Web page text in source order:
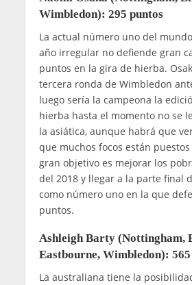
Wimbledon): 295 puntos
La actual número uno del
año irregular no defiende gran
puntos en la gira de hierba.
tercera ronda de Wimbledon
luego sería la campeona la
hierba hasta el momento no se
la asiática, aunque habrá que
que muchos focos están
gran objetivo es mejorar los
del 2018 y llegar a la parte final
como número uno en la que
puntos.
Ashleigh Barty (Nottingham,
Eastbourne, Wimbledon):
La australiana tiene la